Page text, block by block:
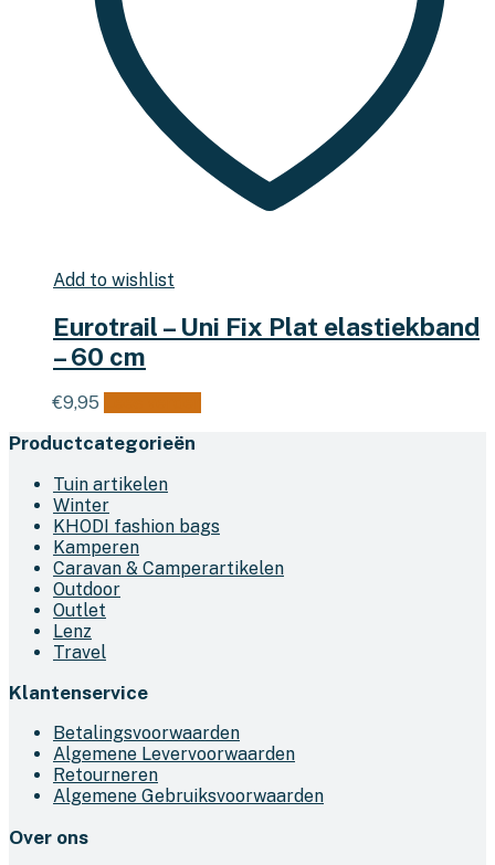
Add to wishlist
Eurotrail – Uni Fix Plat elastiekband
– 60 cm
€9,95
Productcategorieën
Tuin artikelen
Winter
KHODI fashion bags
Kamperen
Caravan & Camperartikelen
Outdoor
Outlet
Lenz
Travel
Klantenservice
Betalingsvoorwaarden
Algemene Levervoorwaarden
Retourneren
Algemene Gebruiksvoorwaarden
Over ons